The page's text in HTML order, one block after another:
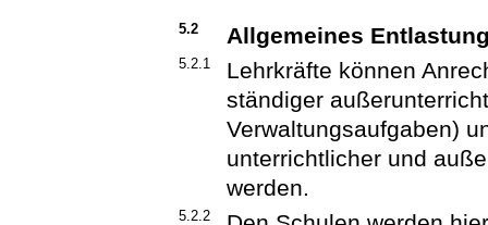
5.2 Allgemeines
5.2.1
Lehrkräfte können
ständiger
Verwaltungsaufgaben)
unterrichtlicher und
werden.
5.2.2